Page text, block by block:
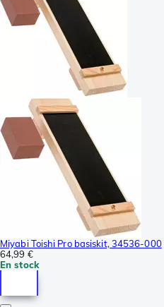
Miyabi Toishi Pro basiskit, 34536-000
64,99 €
En stock